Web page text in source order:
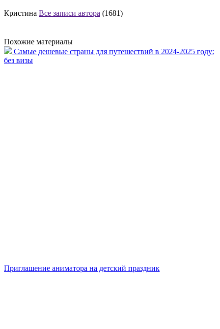
Кристина Все записи автора (1681)
Похожие материалы
Самые дешевые страны для путешествий в 2024-2025 году:
без визы
Приглашение аниматора на детский праздник